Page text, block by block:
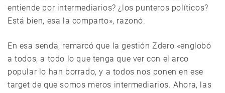
entiende por intermediarios? ¿los punteros políticos?
Está bien, esa la comparto», razonó.
En esa senda, remarcó que la gestión Zdero «englobó
a todos, a todo lo que tenga que ver con el arco
popular lo han borrado, y a todos nos ponen en ese
target de que somos meros intermediarios. Ahora, las